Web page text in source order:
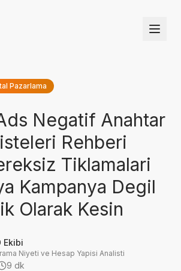
Pazarlama
Negatif Anahtar
Rehberi
Tiklamalari
Kampanya Degil
Olarak Kesin
Ekibi
Niyeti ve Hesap Yapisi Analisti
9 dk